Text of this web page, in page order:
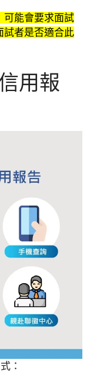
可能會要求面試
試者是否適合此
用報
：